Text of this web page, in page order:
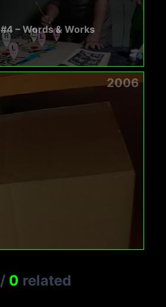
– Words & Works
2006
/ 0 related